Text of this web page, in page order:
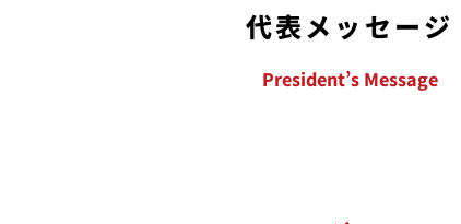
代表メッセージ
President’s Message